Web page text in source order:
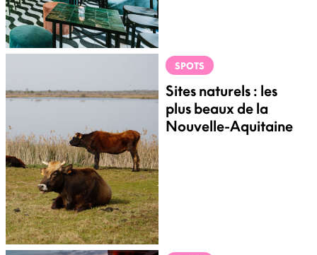
SPOTS
Sites naturels : les
plus beaux de la
Nouvelle-Aquitaine